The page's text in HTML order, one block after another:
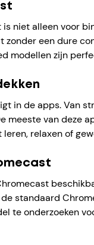
niet alleen voor
een dure
modellen zijn
in de apps. Van
meeste van deze
leren, relaxen of
standaard
te onderzoeken